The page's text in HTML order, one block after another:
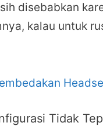
disebabkan
kalau untuk
Tidak